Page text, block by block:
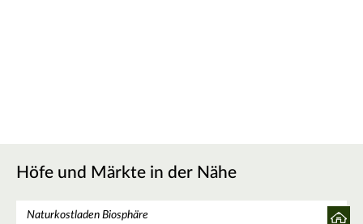
Höfe und Märkte in der Nähe
Naturkostladen Biosphäre